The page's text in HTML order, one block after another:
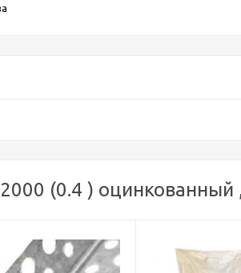
(0.4 ) оцинкованный